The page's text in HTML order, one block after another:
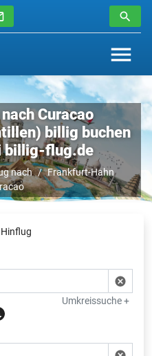
Curacao
billig buchen
billig-flug.de
nach
Frankfurt-Hahn
Umkreissuche +